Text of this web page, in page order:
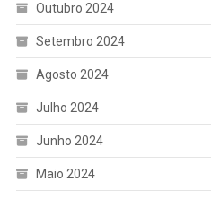
Outubro 2024
Setembro 2024
Agosto 2024
Julho 2024
Junho 2024
Maio 2024